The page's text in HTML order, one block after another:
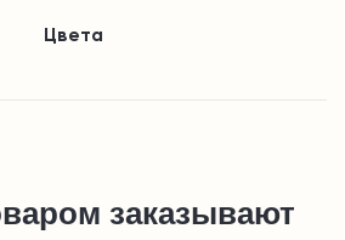
Цвета
заказывают